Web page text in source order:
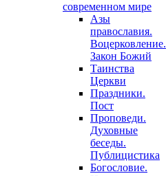
современном мире
Азы
православия.
Воцерковление.
Закон Божий
Таинства
Церкви
Праздники.
Пост
Проповеди.
Духовные
беседы.
Публицистика
Богословие.